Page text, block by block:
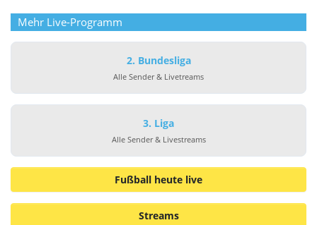
Mehr Live-Programm
2. Bundesliga
Alle Sender & Livetreams
3. Liga
Alle Sender & Livestreams
Fußball heute live
Streams